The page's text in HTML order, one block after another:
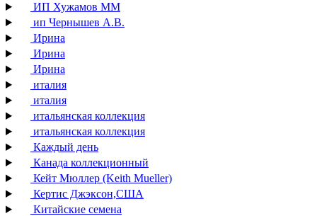
ИП Хужамов ММ
ип Чернышев А.В.
Ирина
Ирина
Ирина
италия
италия
итальянская коллекция
итальянская коллекция
Каждый день
Канада коллекционный
Кейт Мюллер (Keith Mueller)
Кертис Джэксон,США
Китайские семена